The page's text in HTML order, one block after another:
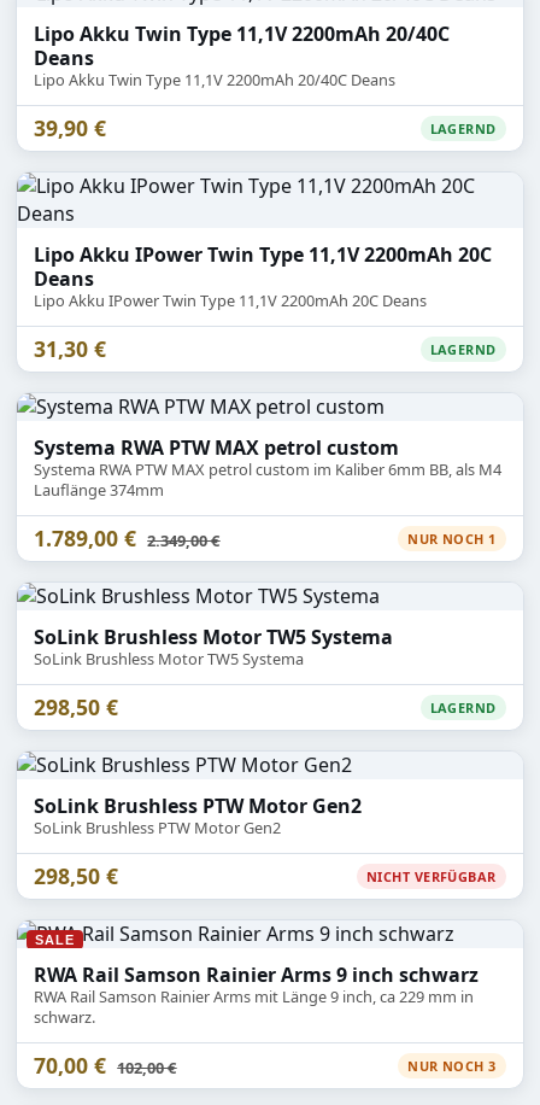
Lipo Akku Twin Type 11,1V 2200mAh 20/40C
Deans
Lipo Akku Twin Type 11,1V 2200mAh 20/40C Deans
39,90 € LAGERND
Lipo Akku IPower Twin Type 11,1V 2200mAh 20C
Deans
Lipo Akku IPower Twin Type 11,1V 2200mAh 20C Deans
31,30 € LAGERND
Systema RWA PTW MAX petrol custom
Systema RWA PTW MAX petrol custom im Kaliber 6mm BB, als M4
Lauflänge 374mm
1.789,00 € Statt
2.349,00 € NUR NOCH 1
SoLink Brushless Motor TW5 Systema
SoLink Brushless Motor TW5 Systema
298,50 € LAGERND
SoLink Brushless PTW Motor Gen2
SoLink Brushless PTW Motor Gen2
298,50 € NICHT VERFÜGBAR
SALE
RWA Rail Samson Rainier Arms 9 inch schwarz
RWA Rail Samson Rainier Arms mit Länge 9 inch, ca 229 mm in
schwarz.
70,00 € Statt
102,00 € NUR NOCH 3